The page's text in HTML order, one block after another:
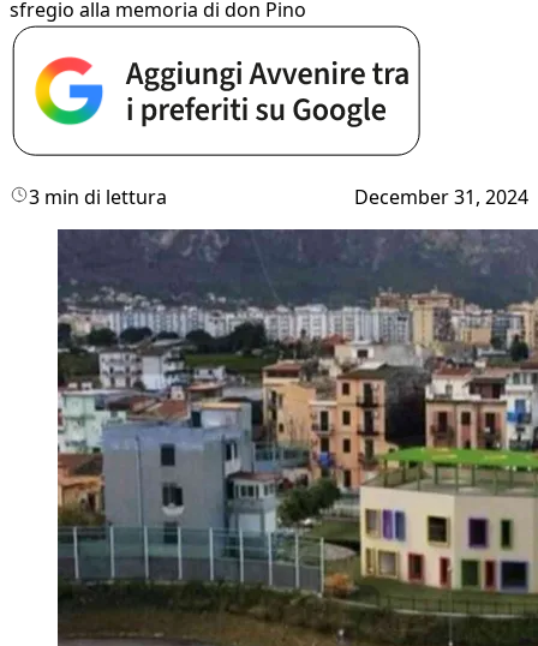
sfregio alla memoria di don Pino
3 min di lettura December 31, 2024